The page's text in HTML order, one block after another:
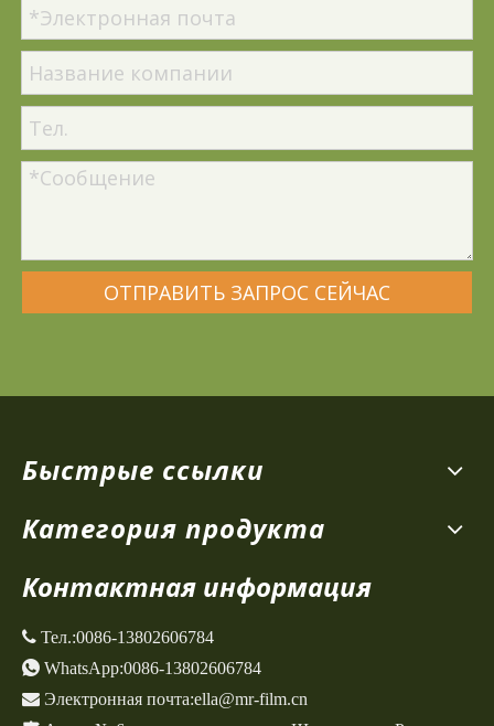
ОТПРАВИТЬ ЗАПРОС СЕЙЧАС
Быстрые ссылки
Категория продукта
Контактная информация
 Тел.:0086-13802606784
 WhatsApp:0086-13802606784
 Электронная почта:ella@mr-film.cn